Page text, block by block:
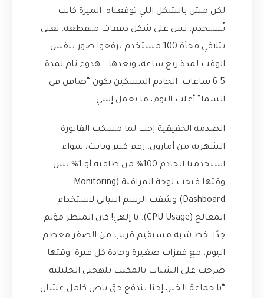
لكن مش بالشكل اللي توقعناه. الميزة كانت
تُستخدم، بس على شكل دفعات متقطعة. يعني
بتلاقي فجأة 100 مستخدم برفعوا صور بنفس
الوقت لمدة ربع ساعة، وبعدها… هدوء تام لمدة
5-6 ساعات. الخادم المسكين بكون “صافن في
السما” أغلب اليوم، ما بعمل إشي.
الصدمة الحقيقية إجت لما مسكت الفاتورة
الشهرية من أمازون. رقم كبير وثابت، سواء
استخدمنا الخادم 100% من طاقته أو 1% بس.
وقتها فتحت لوحة المراقبة (Monitoring
Dashboard) وشفت الرسم البياني لاستخدام
المعالج (CPU Usage). يا إلهي! كان المنظر مؤلم
جدًا: خط شبه مستقيم قريب من الصفر معظم
اليوم، مع قفزات صغيرة وحادة كل فترة. وقتها
صرخت على الشباب بالمكتب بلهجتي الخليلية:
“يا جماعة الخير، إحنا بندفع حق باص كامل عشان